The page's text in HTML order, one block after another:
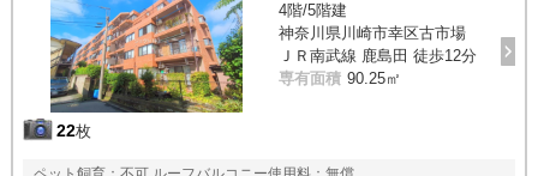
22枚
4階/5階建
神奈川県川崎市幸区古市場
ＪＲ南武線 鹿島田 徒歩12分
専有面積 90.25㎡